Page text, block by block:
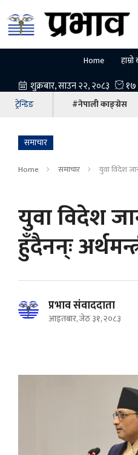
Home हाम्रो
ट्रेन्डिङ #नेपाली काङ्ग्रेस
समाचार
Home समाचार युवा विदेश
युवा विदेश
हुँदैनन्ः
प्रभाव संवाददाता
आइतबार, जेठ ३१, २०८३